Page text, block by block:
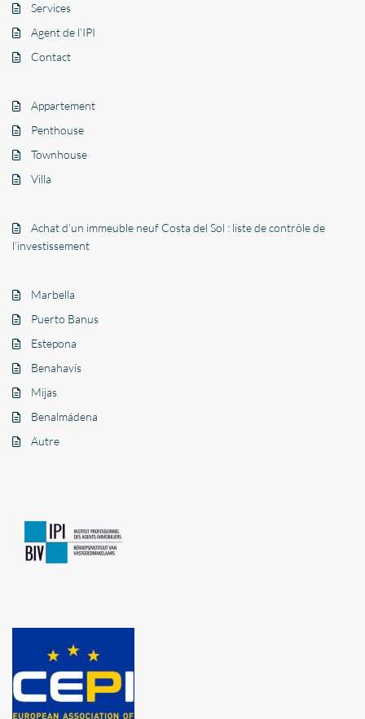
Services
Agent de l’IPI
Contact
Appartement
Penthouse
Townhouse
Villa
Achat d’un immeuble neuf Costa del Sol : liste de contrôle de
l’investissement
Marbella
Puerto Banus
Estepona
Benahavís
Mijas
Benalmádena
Autre